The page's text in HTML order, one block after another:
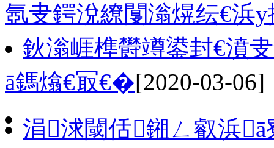
氬叏鍔涗繚闅滃熀纭€浜
鈥滃崕榫欎竴鍙封€濆
ā鎷熻€冣€�[2020-03-06]
涓浗閾佸鎺ㄥ叡浜